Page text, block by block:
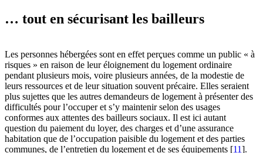
… tout en sécurisant les bailleurs
Les personnes hébergées sont en effet perçues comme un public « à
risques » en raison de leur éloignement du logement ordinaire
pendant plusieurs mois, voire plusieurs années, de la modestie de
leurs ressources et de leur situation souvent précaire. Elles seraient
plus sujettes que les autres demandeurs de logement à présenter des
difficultés pour l’occuper et s’y maintenir selon des usages
conformes aux attentes des bailleurs sociaux. Il est ici autant
question du paiement du loyer, des charges et d’une assurance
habitation que de l’occupation paisible du logement et des parties
communes, de l’entretien du logement et de ses équipements [11].